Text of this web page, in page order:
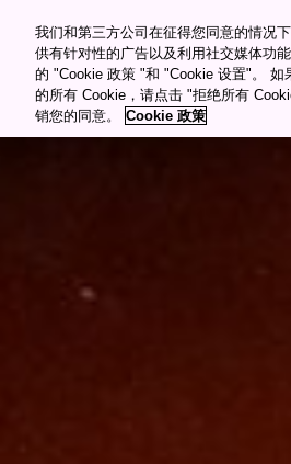
Meetings & Events
"="">
我们和第三方公司在征得您同意的情况
供有针对性的广告以及利用社交媒体功
的 "Cookie 政策 "和 "Cookie 设置"。 如
的所有 Cookie，请点击 "拒绝所有
销您的同意。
Cookie 政策